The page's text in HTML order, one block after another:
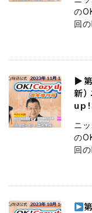
の
回
▶
新
up!
ニ
の
回